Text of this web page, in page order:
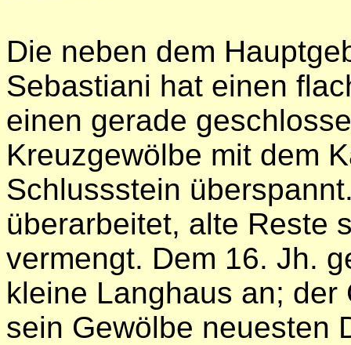
Die neben dem
Sebastiani hat einen
einen gerade
Kreuzgewölbe mit dem
Schlussstein
überarbeitet, alte Reste
vermengt. Dem 16. Jh.
kleine Langhaus an;
sein Gewölbe neuesten